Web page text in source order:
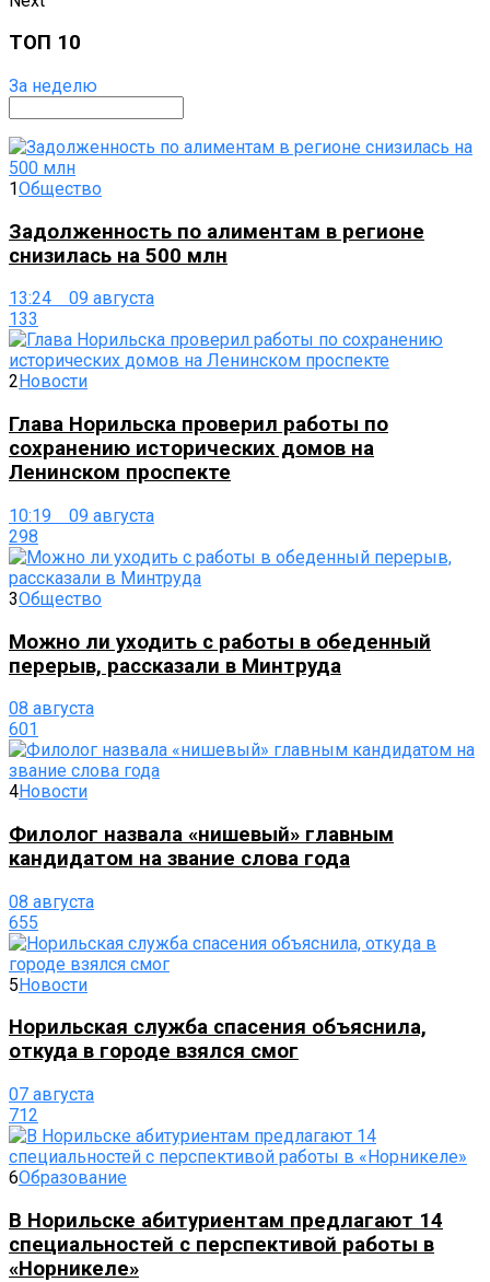
ТОП 10
За неделю
1Общество
Задолженность по алиментам в регионе
снизилась на 500 млн
13:24 09 августа
133
2 Новости
Глава Норильска проверил работы по
сохранению исторических домов на
Ленинском проспекте
10:19 09 августа
298
3Общество
Можно ли уходить с работы в обеденный
перерыв, рассказали в Минтруда
08 августа
601
4Новости
Филолог назвала «нишевый» главным
кандидатом на звание слова года
08 августа
655
5Новости
Норильская служба спасения объяснила,
откуда в городе взялся смог
07 августа
712
6Образование
В Норильске абитуриентам предлагают 14
специальностей с перспективой работы в
«Норникеле»